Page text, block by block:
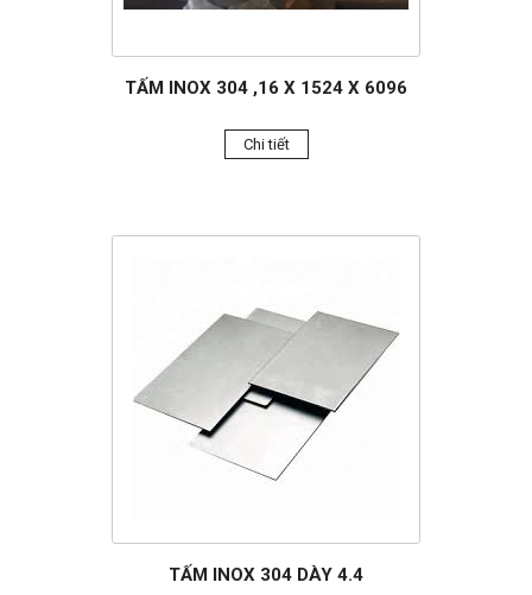
TẤM INOX 304 ,16 X 1524 X 6096
Chi tiết
TẤM INOX 304 DÀY 4.4